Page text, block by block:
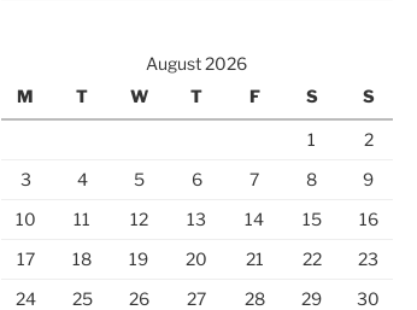
August 2026
M
T W T F S S
1
2
3
4 5 6 7 8
9
10
11 12 13 14 15
16
17
18 19 20 21 22
23
24
25 26 27 28 29
30